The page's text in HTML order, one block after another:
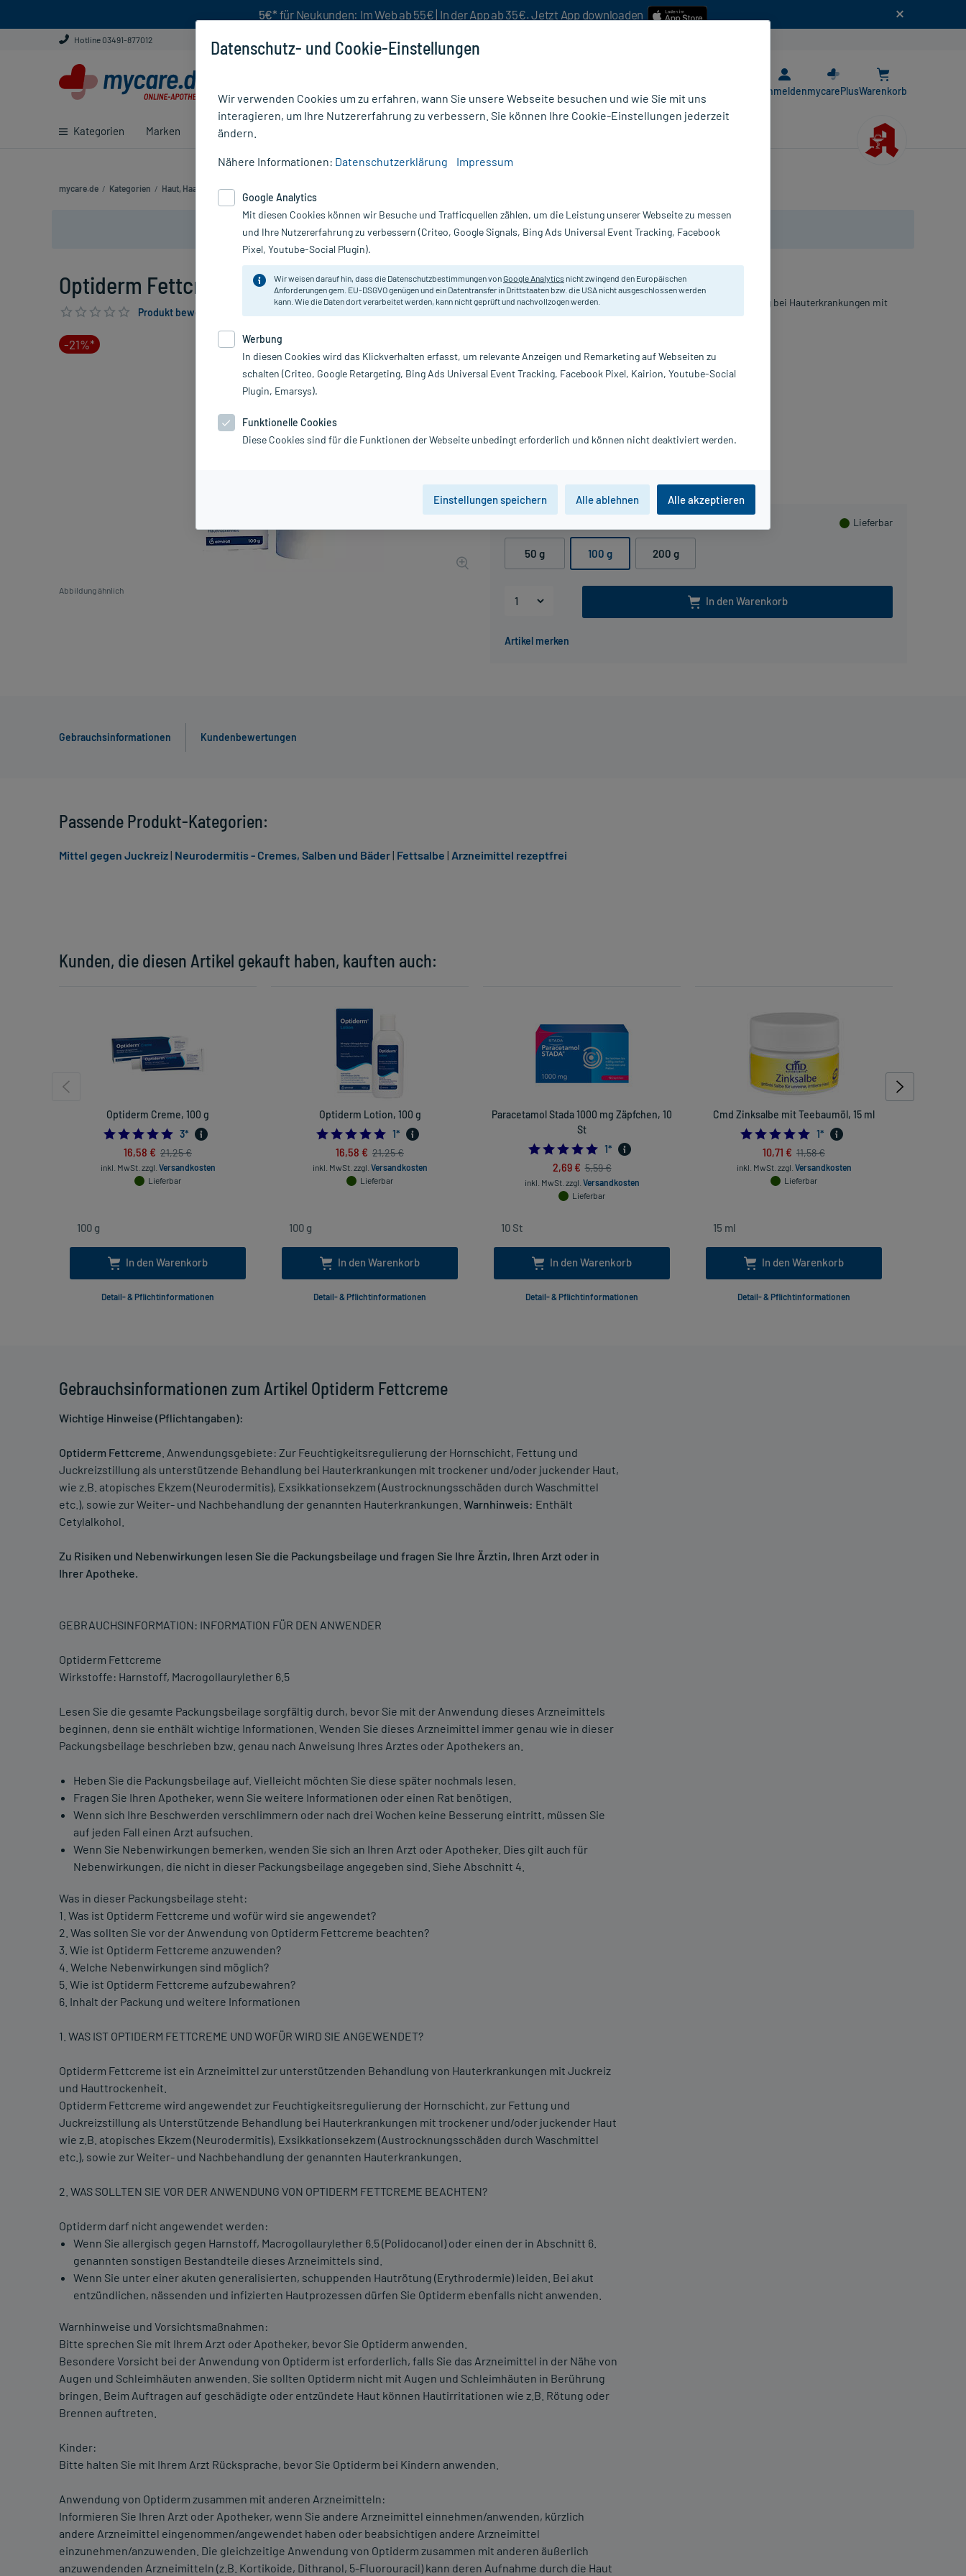
5€* für Neukunden: Im Web ab 55€ | In der App ab 35€. Jetzt App downloaden
Hotline 03491-877012
Kategorien Marken Ratgeber
AnmeldenmycarePlusWarenkorb
mycare.de / Kategorien / Haut, Haare & Nägel
Nur für kurze Zeit:Gratis-Versand* ab 19€ Mindestbestellwert!
Optiderm Fettcreme, 100 g
Produkt bewerten & PlusHerzen sichern
-21%*
Abbildung ähnlich
16,58 €
Grundpreis: 165,80 € / kg
Lieferbar
50 g 100 g 200 g
In den Warenkorb
Almirall Hermal
Zur Fettung und Juckreizstillung als unterstützende Behandlung bei Hauterkrankungen mit
trockener und/oder juckender Haut.
Inhalt:
100 g
PZN:
00789683
Gebrauchsinformationen Kundenbewertungen
Gebrauchsinformationen zum Artikel Optiderm Fettcreme
Wichtige Hinweise (Pflichtangaben):
Optiderm Fettcreme . Anwendungsgebiete: Zur Feuchtigkeitsregulierung der Hornschicht, Fettung und
Juckreizstillung als unterstützende Behandlung bei Hauterkrankungen mit trockener und/oder juckender Haut,
wie z.B. atopisches Ekzem (Neurodermitis), Exsikkationsekzem (Austrocknungsschäden durch Waschmittel
etc.), sowie zur Weiter- und Nachbehandlung der genannten Hauterkrankungen. Warnhinweis: Enthält
Cetylalkohol.
Zu Risiken und Nebenwirkungen lesen Sie die Packungsbeilage und fragen Sie Ihre Ärztin, Ihren Arzt oder in
Ihrer Apotheke.
GEBRAUCHSINFORMATION: INFORMATION FÜR DEN ANWENDER
Optiderm Fettcreme
Wirkstoffe: Harnstoff, Macrogollaurylether 6.5
Lesen Sie die gesamte Packungsbeilage sorgfältig durch, bevor Sie mit der Anwendung dieses Arzneimittels
beginnen, denn sie enthält wichtige Informationen. Wenden Sie dieses Arzneimittel immer genau wie in dieser
Packungsbeilage beschrieben bzw. genau nach Anweisung Ihres Arztes oder Apothekers an.
Heben Sie die Packungsbeilage auf. Vielleicht möchten Sie diese später nochmals lesen.
Fragen Sie Ihren Apotheker, wenn Sie weitere Informationen oder einen Rat benötigen.
Wenn sich Ihre Beschwerden verschlimmern oder nach drei Wochen keine Besserung eintritt, müssen Sie
auf jeden Fall einen Arzt aufsuchen.
Wenn Sie Nebenwirkungen bemerken, wenden Sie sich an Ihren Arzt oder Apotheker. Dies gilt auch für
Nebenwirkungen, die nicht in dieser Packungsbeilage angegeben sind. Siehe Abschnitt 4.
Was in dieser Packungsbeilage steht:
1. Was ist Optiderm Fettcreme und wofür wird sie angewendet?
2. Was sollten Sie vor der Anwendung von Optiderm Fettcreme beachten?
3. Wie ist Optiderm Fettcreme anzuwenden?
4. Welche Nebenwirkungen sind möglich?
5. Wie ist Optiderm Fettcreme aufzubewahren?
6. Inhalt der Packung und weitere Informationen
1. WAS IST OPTIDERM FETTCREME UND WOFÜR WIRD SIE ANGEWENDET?
Optiderm Fettcreme ist ein Arzneimittel zur unterstützenden Behandlung von Hauterkrankungen mit Juckreiz
und Hauttrockenheit.
Optiderm Fettcreme wird angewendet zur Feuchtigkeitsregulierung der Hornschicht, zur Fettung und
Juckreizstillung als Unterstützende Behandlung bei Hauterkrankungen mit trockener und/oder juckender Haut
wie z.B. atopisches Ekzem (Neurodermitis), Exsikkationsekzem (Austrocknungsschäden durch Waschmittel
etc.), sowie zur Weiter- und Nachbehandlung der genannten Hauterkrankungen.
2. WAS SOLLTEN SIE VOR DER ANWENDUNG VON OPTIDERM FETTCREME BEACHTEN?
Optiderm darf nicht angewendet werden:
Wenn Sie allergisch gegen Harnstoff, Macrogollaurylether 6.5 (Polidocanol) oder einen der in Abschnitt 6.
genannten sonstigen Bestandteile dieses Arzneimittels sind.
Wenn Sie unter einer akuten generalisierten, schuppenden Hautrötung (Erythrodermie) leiden. Bei akut
entzündlichen, nässenden und infizierten Hautprozessen dürfen Sie Optiderm ebenfalls nicht anwenden.
Warnhinweise und Vorsichtsmaßnahmen:
Bitte sprechen Sie mit Ihrem Arzt oder Apotheker, bevor Sie Optiderm anwenden.
Besondere Vorsicht bei der Anwendung von Optiderm ist erforderlich, falls Sie das Arzneimittel in der Nähe von
Augen und Schleimhäuten anwenden. Sie sollten Optiderm nicht mit Augen und Schleimhäuten in Berührung
bringen. Beim Auftragen auf geschädigte oder entzündete Haut können Hautirritationen wie z.B. Rötung oder
Brennen auftreten.
Kinder:
Bitte halten Sie mit Ihrem Arzt Rücksprache, bevor Sie Optiderm bei Kindern anwenden.
Anwendung von Optiderm zusammen mit anderen Arzneimitteln:
Informieren Sie Ihren Arzt oder Apotheker, wenn Sie andere Arzneimittel einnehmen/anwenden, kürzlich
andere Arzneimittel eingenommen/angewendet haben oder beabsichtigen andere Arzneimittel
einzunehmen/anzuwenden. Die gleichzeitige Anwendung von Optiderm zusammen mit anderen äußerlich
anzuwendenden Arzneimitteln (z.B. Kortikoide, Dithranol, 5-Fluorouracil) kann deren Aufnahme durch die Haut
Kunden, die diesen Artikel gekauft haben, kauften auch:
Optiderm Creme, 100 g
5.0
3*
16,58 € 21,25 €
inkl. MwSt. zzgl. Versandkosten
Lieferbar
In den Warenkorb
Detail- & Pflichtinformationen
Optiderm Lotion, 100 g
5.0
1*
16,58 € 21,25 €
inkl. MwSt. zzgl. Versandkosten
Lieferbar
In den Warenkorb
Detail- & Pflichtinformationen
Paracetamol Stada 1000 mg Zäpfchen, 10
St
5.0
1*
2,69 € 5,59 €
inkl. MwSt. zzgl. Versandkosten
Lieferbar
In den Warenkorb
Detail- & Pflichtinformationen
Cmd Zinksalbe mit Teebaumöl, 15 ml
5.0
1*
10,71 € 11,58 €
inkl. MwSt. zzgl. Versandkosten
Lieferbar
In den Warenkorb
Detail- & Pflichtinformationen
Passende Produkt-Kategorien:
Mittel gegen Juckreiz| Neurodermitis - Cremes, Salben und Bäder| Fettsalbe | Arzneimittel rezeptfrei
Datenschutz- und Cookie-Einstellungen
Wir verwenden Cookies um zu erfahren, wann Sie unsere Webseite besuchen und wie Sie mit uns
interagieren, um Ihre Nutzererfahrung zu verbessern. Sie können Ihre Cookie-Einstellungen jederzeit
ändern.
Nähere Informationen: Datenschutzerklärung Impressum
Google Analytics
Mit diesen Cookies können wir Besuche und Trafficquellen zählen, um die Leistung unserer Webseite zu messen
und Ihre Nutzererfahrung zu verbessern (Criteo, Google Signals, Bing Ads Universal Event Tracking, Facebook
Pixel, Youtube-Social Plugin).
Wir weisen darauf hin, dass die Datenschutzbestimmungen vonGoogle Analytics nicht zwingend den Europäischen
Anforderungen gem. EU-DSGVO genügen und ein Datentransfer in Drittstaaten bzw. die USA nicht ausgeschlossen werden
kann. Wie die Daten dort verarbeitet werden, kann nicht geprüft und nachvollzogen werden.
Werbung
In diesen Cookies wird das Klickverhalten erfasst, um relevante Anzeigen und Remarketing auf Webseiten zu
schalten (Criteo, Google Retargeting, Bing Ads Universal Event Tracking, Facebook Pixel, Kairion, Youtube-Social
Plugin, Emarsys).
Funktionelle Cookies
Diese Cookies sind für die Funktionen der Webseite unbedingt erforderlich und können nicht deaktiviert werden.
Einstellungen speichern Alle ablehnen Alle akzeptieren